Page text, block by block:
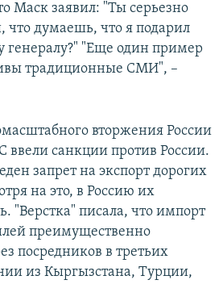
Маск заявил: "Ты серьезно
что думаешь, что я подарил
генералу?" "Еще один пример
традиционные СМИ", –
вторжения России
санкции против России.
запрет на экспорт дорогих
на это, в Россию их
"Верстка" писала, что импорт
преимущественно
посредников в третьих
из Кыргызстана, Турции,